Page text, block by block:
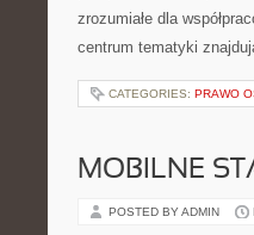
zrozumiałe dla
centrum tematyki
CATEGORIES: PRAWO
MOBILNE
POSTED BY ADMIN